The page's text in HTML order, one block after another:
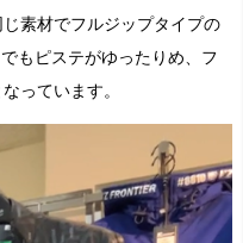
素材でフルジップタイプの
もピステがゆったりめ、フ
っています。